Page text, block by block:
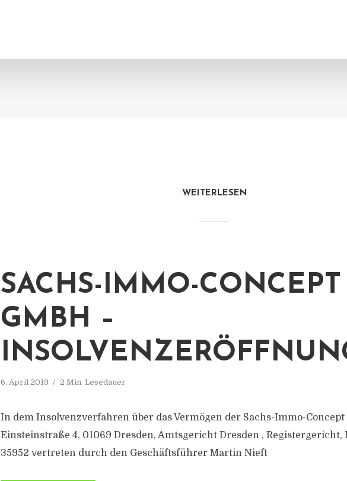
WEITERLESEN
SACHS-IMMO-CONCEPT
GMBH –
6. April 2019 2 Min. Lesedauer
In dem Insolvenzverfahren über das Vermögen der Sachs-Immo-Concept
Einsteinstraße 4, 01069 Dresden, Amtsgericht Dresden , Registergericht,
35952 vertreten durch den Geschäftsführer Martin Nieft